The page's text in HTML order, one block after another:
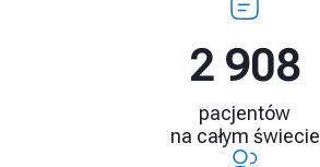
4 175
pacjentów
na całym świecie